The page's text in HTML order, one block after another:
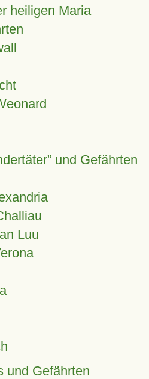
heiligen Maria
und Gefährten
Luu
und Gefährten